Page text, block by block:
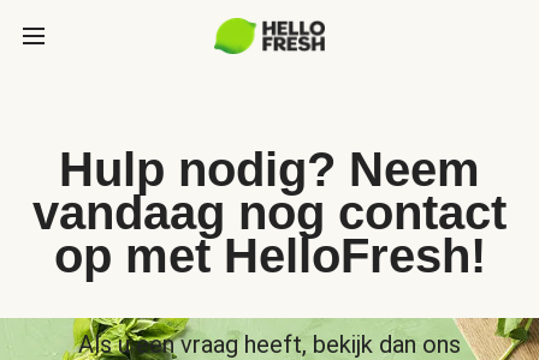
Hulp nodig? Neem
vandaag nog contact
op met HelloFresh!
Als u een vraag heeft, bekijk dan ons